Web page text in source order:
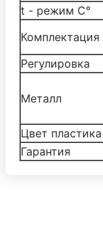
t - режим С°
Комплектация
Регулировка
Металл
Цвет пластика
Гарантия